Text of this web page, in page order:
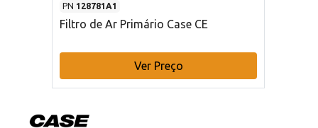
PN 128781A1
Filtro de Ar Primário Case CE
Ver Preço